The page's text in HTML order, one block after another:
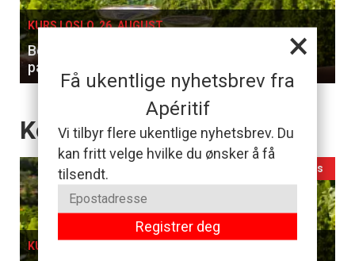
×
Få ukentlige nyhetsbrev fra
Apéritif
Vi tilbyr flere ukentlige nyhetsbrev. Du
kan fritt velge hvilke du ønsker å få
tilsendt.
Registrer deg
KURS I OSLO, 26. AUGUST
Benytt sjansen til å smake og lære forskjellen
på hvitviner
Events
Kommende Kurs
Ledig plass
KURS I OSLO, 26. AUGUST